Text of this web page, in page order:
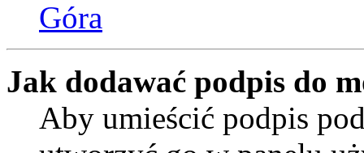
Góra
Jak dodawać podpis do
Aby umieścić podpis